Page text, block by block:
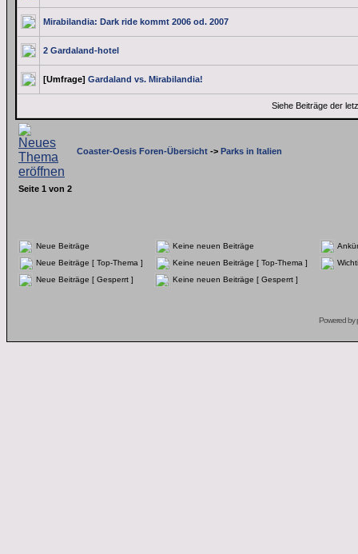
Mirabilandia: Dark ride kommt 2006 od. 2007
2 Gardaland-hotel
[Umfrage] Gardaland vs. Mirabilandia!
Siehe Beiträge der
Coaster-Oesis Foren-Übersicht -> Parks in Italien
Seite 1 von 2
Neue Beiträge Keine neuen Beiträge
Neue Beiträge [ Top-Thema ]
Keine neuen Beiträge [ Top-Thema ]
Neue Beiträge [ Gesperrt ]
Keine neuen Beiträge [ Gesperrt ]
Powered by